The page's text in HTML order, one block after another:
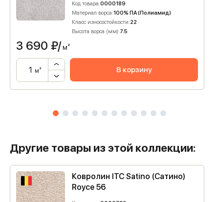
Код товара:0000189
Материал ворса:100% ПА (Полиамид)
Класс износостойкости:22
Высота ворса (мм):7.5
3 690 ₽/м²
м² В корзину
Другие товары из этой коллекции:
Ковролин ITC Satino (Сатино)
Royce 56